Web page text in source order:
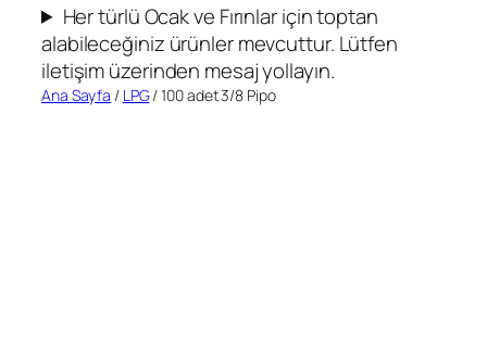
Her türlü Ocak ve Fırınlar için toptan
alabileceğiniz ürünler mevcuttur. Lütfen
iletişim üzerinden mesaj yollayın.
Ana Sayfa / LPG/ 100 adet 3/8 Pipo